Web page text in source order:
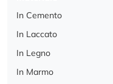
In Cemento
In Laccato
In Legno
In Marmo